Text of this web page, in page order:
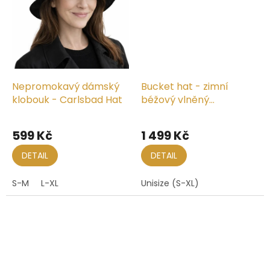
Nepromokavý dámský
klobouk - Carlsbad Hat
599 Kč
DETAIL
S-M L-XL
Bucket hat - zimní
béžový vlněný
1 499 Kč
DETAIL
Unisize (S-XL)